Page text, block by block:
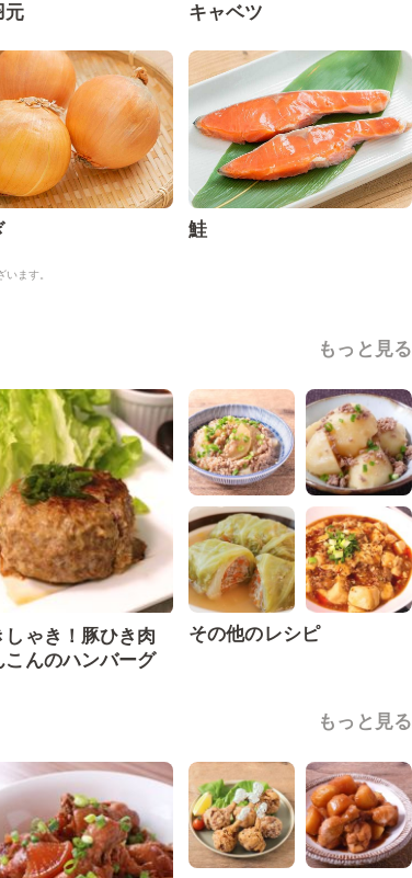
元 キャベツ
鮭
ます。
もっと見る
しゃき！豚ひき肉
こんのハンバーグ
その他のレシピ
もっと見る